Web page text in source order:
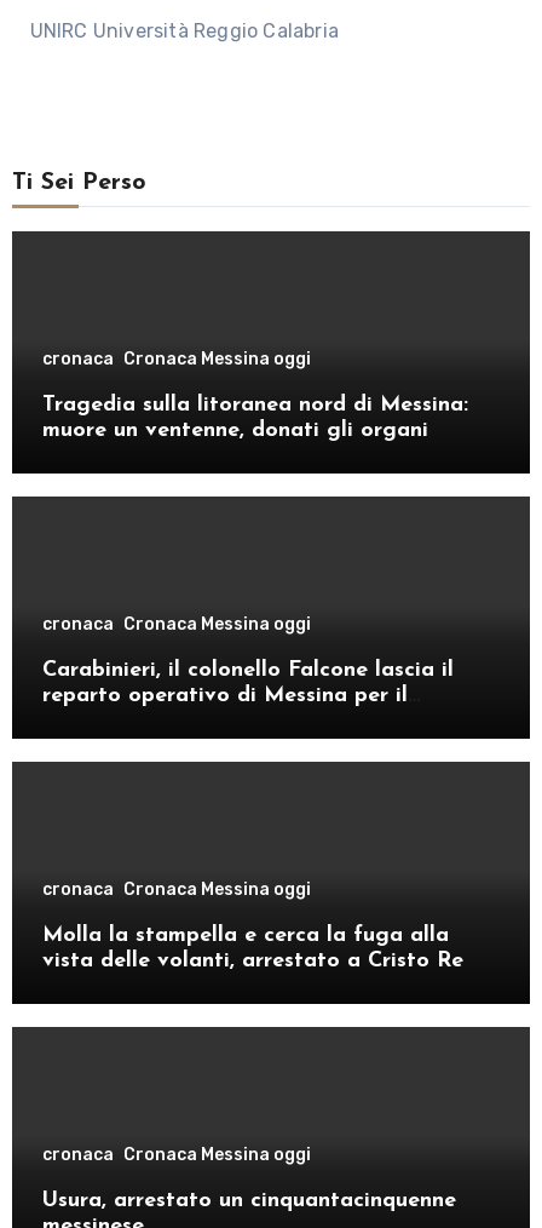
UNIRC Università Reggio Calabria
Ti Sei Perso
cronaca Cronaca Messina oggi
Tragedia sulla litoranea nord di Messina:
muore un ventenne, donati gli organi
cronaca Cronaca Messina oggi
Carabinieri, il colonello Falcone lascia il
reparto operativo di Messina per il
cronaca Cronaca Messina oggi
Molla la stampella e cerca la fuga alla
vista delle volanti, arrestato a Cristo Re
cronaca Cronaca Messina oggi
Usura, arrestato un cinquantacinquenne